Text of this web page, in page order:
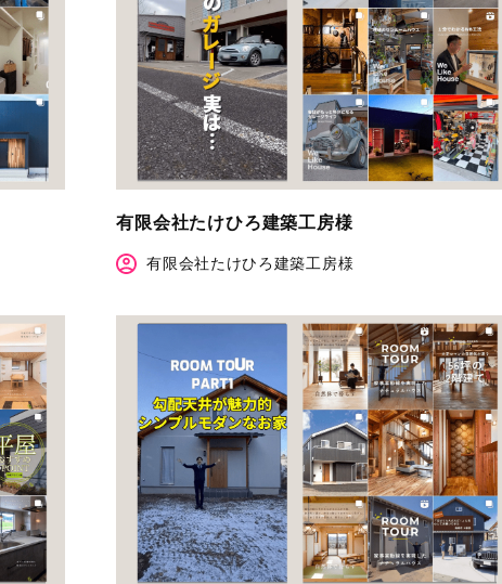
有限会社たけひろ建築工房様
有限会社たけひろ建築工房様